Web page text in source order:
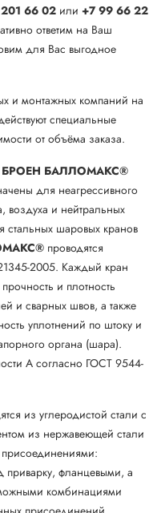
66 02 или +7 99 66 22
ответим на Ваш
для Вас выгодное
и монтажных компаний на
специальные
от объёма заказа.
БРОЕН БАЛЛОМАКС®
для неагрессивного
воздуха и нейтральных
стальных шаровых кранов
проводятся
2005. Каждый кран
и плотность
и сварных швов, а также
уплотнений по штоку и
органа (шара).
А согласно ГОСТ 9544-
из углеродистой стали с
из нержавеющей стали
приварку, фланцевыми, а
комбинациями